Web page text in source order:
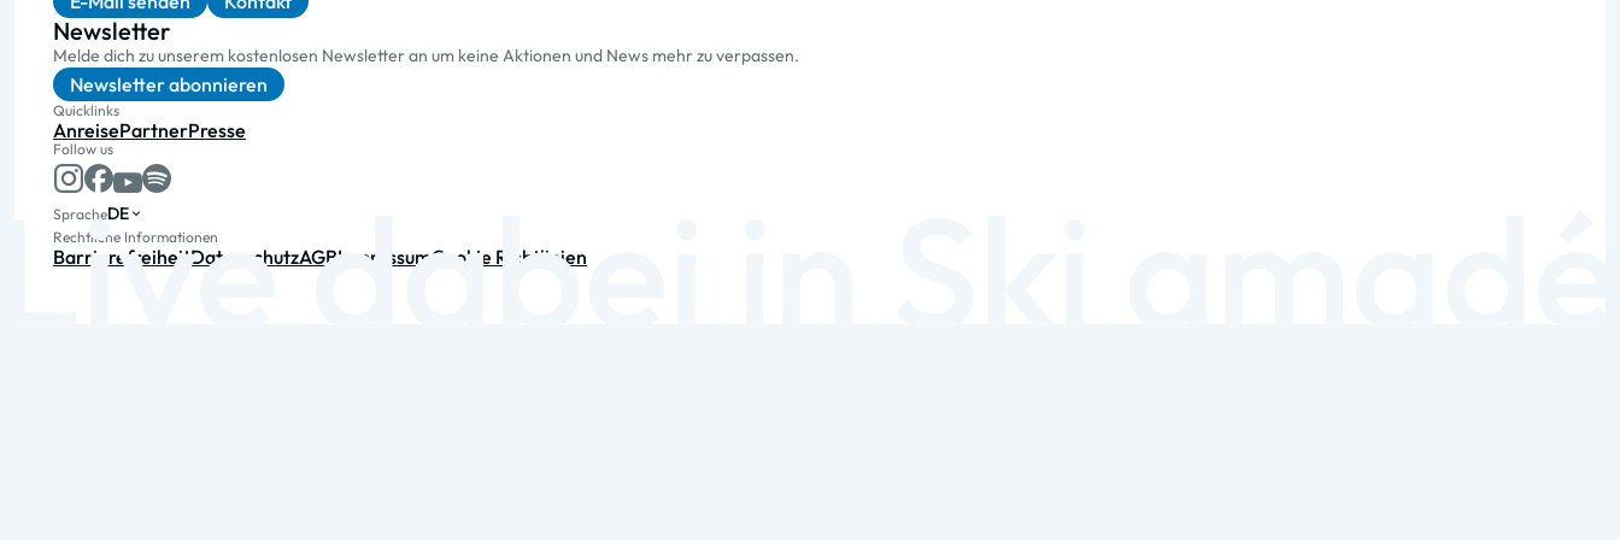
Newsletter
Melde dich zu unserem kostenlosen Newsletter an um keine Aktionen und News mehr zu verpassen.
Newsletter abonnieren
Quicklinks
AnreisePartnerPresse
Follow us
SpracheDE
Rechtliche Informationen
BarrierefreiheitDatenschutzAGBImpressumCookie Richtlinien